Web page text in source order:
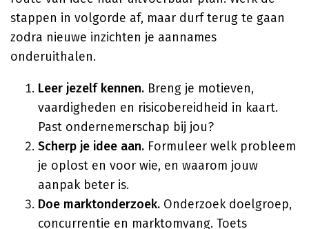
stappen in volgorde af, maar durf terug te gaan
zodra nieuwe inzichten je aannames
onderuithalen.
Leer jezelf kennen. Breng je motieven,
vaardigheden en risicobereidheid in kaart.
Past ondernemerschap bij jou?
Scherp je idee aan. Formuleer welk probleem
je oplost en voor wie, en waarom jouw
aanpak beter is.
Doe marktonderzoek. Onderzoek doelgroep,
concurrentie en marktomvang. Toets